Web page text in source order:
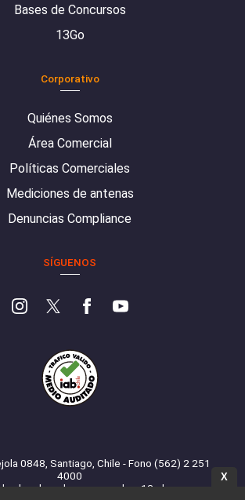
Bases de Concursos
13Go
Corporativo
Quiénes Somos
Área Comercial
Políticas Comerciales
Mediciones de antenas
Denuncias Compliance
SÍGUENOS
0848, Santiago, Chile - Fono (562) 2 251
4000
los derechos reservados. 13.cl
X